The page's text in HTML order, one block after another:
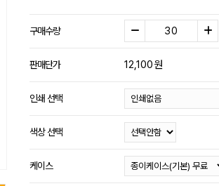
구매수량
판매단가 12,100원
인쇄 선택
색상 선택
케이스